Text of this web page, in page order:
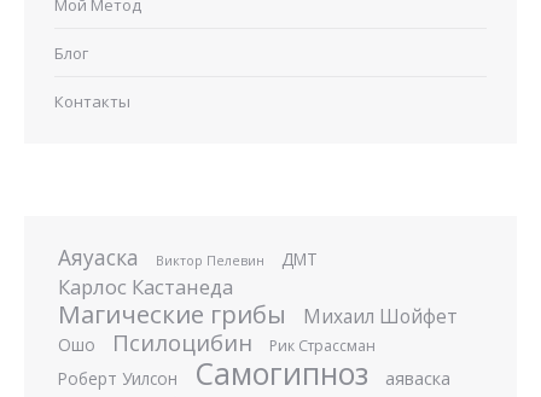
Мой Метод
Блог
Контакты
Аяуаска Виктор Пелевин ДМТ
Карлос Кастанеда
Магические грибы Михаил Шойфет
Ошо Псилоцибин Рик Страссман
Роберт Уилсон Самогипноз аяваска